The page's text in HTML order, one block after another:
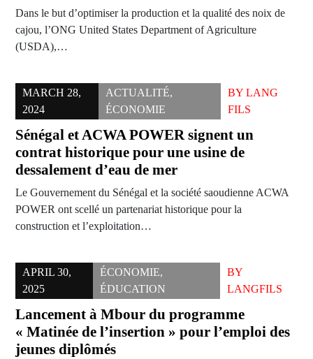
Dans le but d’optimiser la production et la qualité des noix de
cajou, l’ONG United States Department of Agriculture
(USDA),…
MARCH 28,
2024
ACTUALITÉ,
ÉCONOMIE
BY LANG
FILS
Sénégal et ACWA POWER signent un
contrat historique pour une usine de
dessalement d’eau de mer
Le Gouvernement du Sénégal et la société saoudienne ACWA
POWER ont scellé un partenariat historique pour la
construction et l’exploitation…
APRIL 30,
2025
ÉCONOMIE,
ÉDUCATION
BY
LANGFILS
Lancement à Mbour du programme
« Matinée de l’insertion » pour l’emploi des
jeunes diplômés